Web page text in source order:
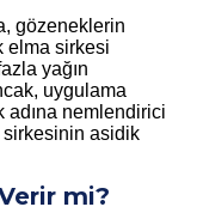
gözeneklerin
elma sirkesi
yağın
uygulama
adına nemlendirici
sirkesinin asidik
mi?